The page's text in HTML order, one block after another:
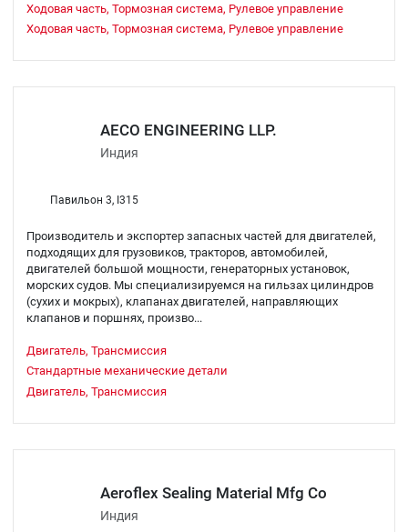
Ходовая часть, Тормозная система, Рулевое управление
Ходовая часть, Тормозная система, Рулевое управление
AECO ENGINEERING LLP.
Индия
Павильон 3, I315
Производитель и экспортер запасных частей для двигателей,
подходящих для грузовиков, тракторов, автомобилей,
двигателей большой мощности, генераторных установок,
морских судов. Мы специализируемся на гильзах цилиндров
(сухих и мокрых), клапанах двигателей, направляющих
клапанов и поршнях, произво...
Двигатель, Трансмиссия
Стандартные механические детали
Двигатель, Трансмиссия
Aeroflex Sealing Material Mfg Co
Индия